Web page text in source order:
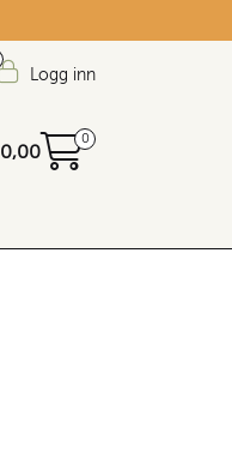
Logg inn
0,00
0